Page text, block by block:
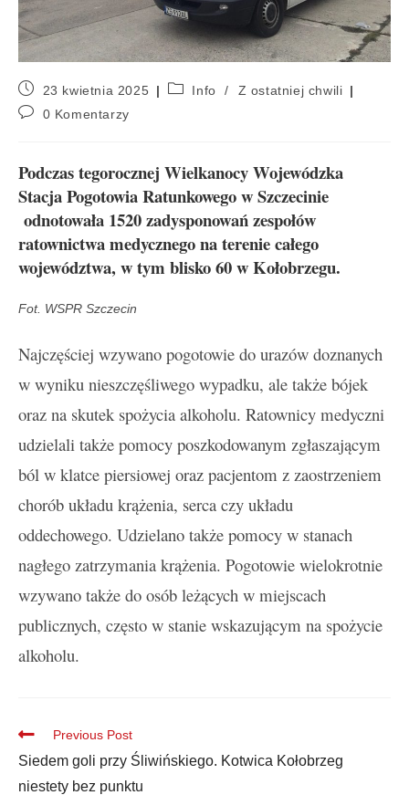
23 kwietnia 2025 Info /
Z ostatniej chwili
0 Komentarzy
Podczas tegorocznej Wielkanocy Wojewódzka
Stacja Pogotowia Ratunkowego w Szczecinie
odnotowała 1520 zadysponowań zespołów
ratownictwa medycznego na terenie całego
województwa, w tym blisko 60 w Kołobrzegu.
Fot. WSPR Szczecin
Najczęściej wzywano pogotowie do urazów doznanych
w wyniku nieszczęśliwego wypadku, ale także bójek
oraz na skutek spożycia alkoholu. Ratownicy medyczni
udzielali także pomocy poszkodowanym zgłaszającym
ból w klatce piersiowej oraz pacjentom z zaostrzeniem
chorób układu krążenia, serca czy układu
oddechowego. Udzielano także pomocy w stanach
nagłego zatrzymania krążenia. Pogotowie wielokrotnie
wzywano także do osób leżących w miejscach
publicznych, często w stanie wskazującym na spożycie
alkoholu.
Previous Post
Siedem goli przy Śliwińskiego. Kotwica Kołobrzeg
niestety bez punktu